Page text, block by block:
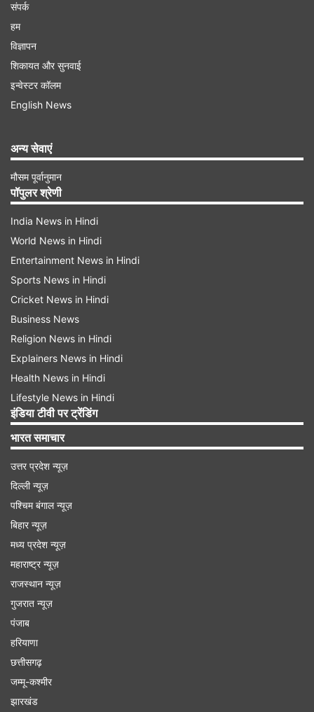
विदेशी मुद्रा विनिमय बाजार में गुरुवार सुबह के कारोबार में
अमेरिकी डॉलर के मुकाबले रुपये का मूल्य 10 पैसे घटकर
73.77 रुपये प्रति डॉलर रह गया। अंतरराष्ट्रीय बाजार में
सोना और चांदी
प्रति औंस और 22.78 डॉलर प्रति औंस पर कारोाबर कर
रहे थे।
एचडीएफसी सिक्योरिटीज के वरिष्ठ शोध विश्लेषक (जिंस)
तपन पटेल ने कहा कि कॉमेक्‍स पर गोल्‍ड प्राइस में रातों रात
आई 294 रुपये की गिरावट और रुपये के मजबूत होने के
कारण दिल्‍ली के हाजिर बाजार में 24 कैरेट सोने के दाम में
294 रुपये की गिरावट आई है।
संपर्क
हम
विज्ञापन
शिकायत और सुनवाई
इन्वेस्टर कॉलम
English News
अन्य सेवाएं
मौसम पूर्वानुमान
पॉपुलर श्रेणी
India News in Hindi
World News in Hindi
Entertainment News in Hindi
Sports News in Hindi
Cricket News in Hindi
Business News
Religion News in Hindi
Explainers News in Hindi
Health News in Hindi
Lifestyle News in Hindi
इंडिया टीवी पर ट्रेंडिंग
भारत समाचार
उत्तर प्रदेश न्यूज़
दिल्ली न्यूज़
पश्चिम बंगाल न्यूज़
बिहार न्यूज़
मध्य प्रदेश न्यूज़
महाराष्ट्र न्यूज़
राजस्थान न्यूज़
गुजरात न्यूज़
पंजाब
हरियाणा
छत्तीसगढ़
जम्मू-कश्मीर
झारखंड